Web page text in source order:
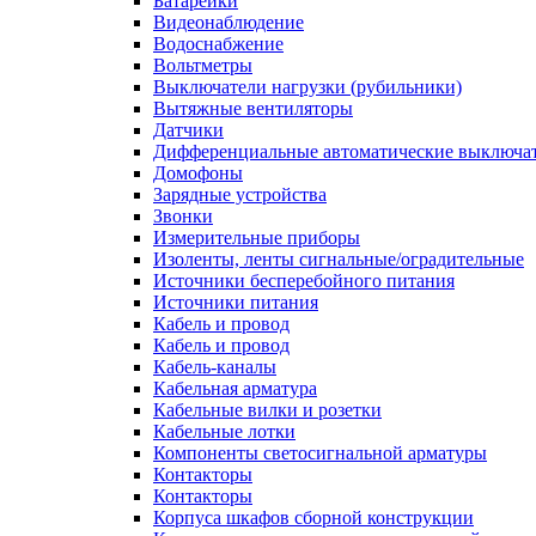
Видеонаблюдение
Водоснабжение
Вольтметры
Выключатели нагрузки (рубильники)
Вытяжные вентиляторы
Датчики
Дифференциальные автоматические
Домофоны
Зарядные устройства
Звонки
Измерительные приборы
Изоленты, ленты сигнальные/оградительные
Источники бесперебойного питания
Источники питания
Кабель и провод
Кабель и провод
Кабель-каналы
Кабельная арматура
Кабельные вилки и розетки
Кабельные лотки
Компоненты светосигнальной арматуры
Контакторы
Контакторы
Корпуса шкафов сборной конструкции